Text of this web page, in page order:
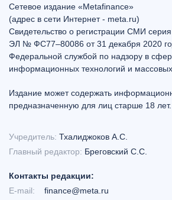
Сетевое издание «Metafinance»
(адрес в сети Интернет - meta.ru)
Свидетельство о регистрации СМИ серия
ЭЛ № ФС77–80086 от 31 декабря 2020
Федеральной службой по надзору в
информационных технологий и
Издание может содержать
предназначенную для лиц старше 18 лет.
Учредитель: Тхалиджоков А.С.
Главный редактор: Бреговский С.С.
Контакты редакции:
E-mail:
finance@meta.ru